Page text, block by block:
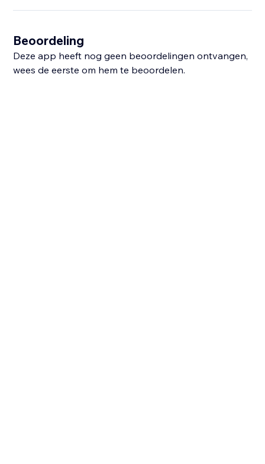
Beoordeling
Deze app heeft nog geen beoordelingen ontvangen,
wees de eerste om hem te beoordelen.